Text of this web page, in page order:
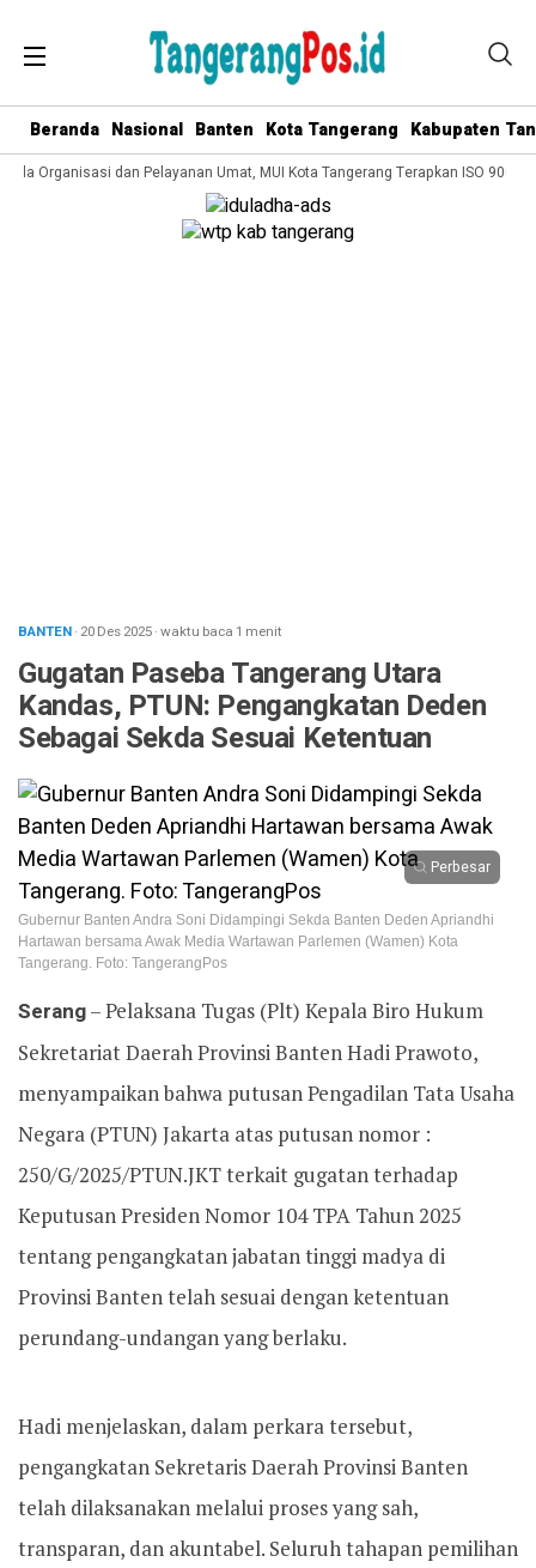
Beranda Nasional Banten Kota Tangerang Kabupaten
Organisasi dan Pelayanan Umat, MUI Kota Tangerang Terapkan ISO
BANTEN· 20 Des 2025·waktu baca 1 menit
Gugatan Paseba Tangerang Utara
Kandas, PTUN: Pengangkatan Deden
Sebagai Sekda Sesuai Ketentuan
Perbesar
Gubernur Banten Andra Soni Didampingi Sekda Banten Deden Apriandhi
Hartawan bersama Awak Media Wartawan Parlemen (Wamen) Kota
Tangerang. Foto: TangerangPos
Serang– Pelaksana Tugas (Plt) Kepala Biro Hukum
Sekretariat Daerah Provinsi Banten Hadi Prawoto,
menyampaikan bahwa putusan Pengadilan Tata Usaha
Negara (PTUN) Jakarta atas putusan nomor :
250/G/2025/PTUN.JKT terkait gugatan terhadap
Keputusan Presiden Nomor 104 TPA Tahun 2025
tentang pengangkatan jabatan tinggi madya di
Provinsi Banten telah sesuai dengan ketentuan
perundang-undangan yang berlaku.
Hadi menjelaskan, dalam perkara tersebut,
pengangkatan Sekretaris Daerah Provinsi Banten
telah dilaksanakan melalui proses yang sah,
transparan, dan akuntabel. Seluruh tahapan pemilihan